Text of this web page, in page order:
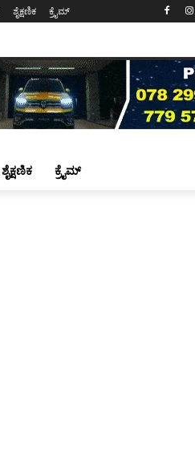
ಶೈಕ್ಷಣಿಕ ಕ್ರೈಮ್
ಶೈಕ್ಷಣಿಕ ಕ್ರೈಮ್